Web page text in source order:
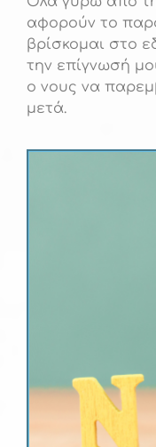
αφορούν το
βρίσκομαι στο
την επίγνωσή
ο νους να
μετά.